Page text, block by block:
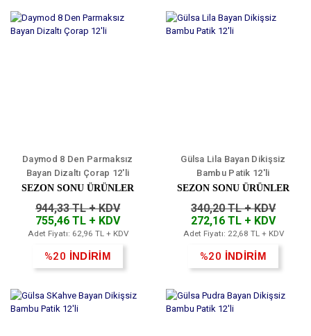
Daymod 8 Den Parmaksız
Bayan Dizaltı Çorap 12'li
SEZON SONU ÜRÜNLER
944,33 TL + KDV
755,46 TL + KDV
Adet Fiyatı: 62,96 TL + KDV
%20 İNDİRİM
Gülsa Lila Bayan Dikişsiz
Bambu Patik 12'li
SEZON SONU ÜRÜNLER
340,20 TL + KDV
272,16 TL + KDV
Adet Fiyatı: 22,68 TL + KDV
%20 İNDİRİM